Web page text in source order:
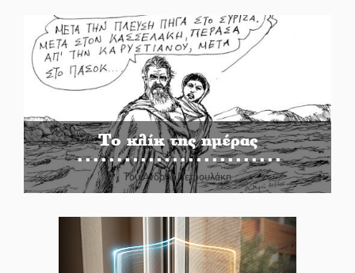
Το κλίκ της ημέρας
Του Ανδρέα Πετρουλάκη